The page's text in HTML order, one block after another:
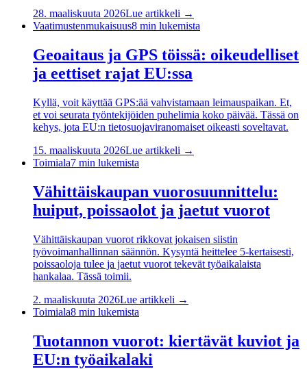
28. maaliskuuta 2026Lue artikkeli →
Vaatimustenmukaisuus8 min lukemista
Geoaitaus ja GPS töissä: oikeudelliset
ja eettiset rajat EU:ssa
Kyllä, voit käyttää GPS:ää vahvistamaan leimauspaikan. Et,
et voi seurata työntekijöiden puhelimia koko päivää. Tässä on
kehys, jota EU:n tietosuojaviranomaiset oikeasti soveltavat.
15. maaliskuuta 2026Lue artikkeli →
Toimiala7 min lukemista
Vähittäiskaupan vuorosuunnittelu:
huiput, poissaolot ja jaetut vuorot
Vähittäiskaupan vuorot rikkovat jokaisen siistin
työvoimanhallinnan säännön. Kysyntä heittelee 5-kertaisesti,
poissaoloja tulee ja jaetut vuorot tekevät työaikalaista
hankalaa. Tässä toimii.
2. maaliskuuta 2026Lue artikkeli →
Toimiala8 min lukemista
Tuotannon vuorot: kiertävät kuviot ja
EU:n työaikalaki